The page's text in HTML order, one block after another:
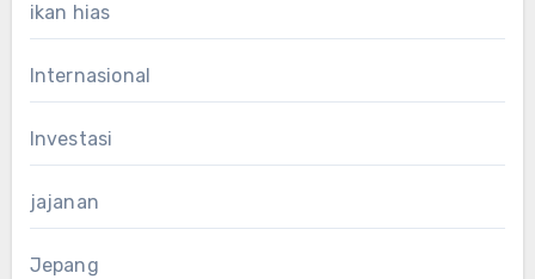
ikan hias
Internasional
Investasi
jajanan
Jepang